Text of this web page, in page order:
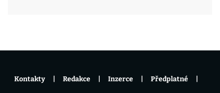
Kontakty Redakce Inzerce Předplatné